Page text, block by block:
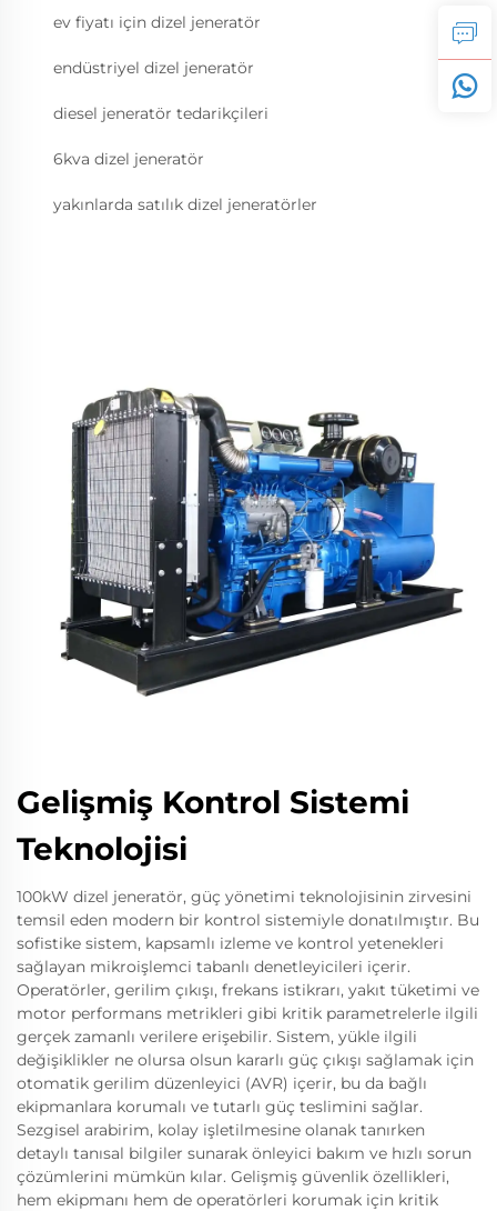
ev fiyatı için dizel jeneratör
endüstriyel dizel jeneratör
diesel jeneratör tedarikçileri
6kva dizel jeneratör
yakınlarda satılık dizel jeneratörler
Gelişmiş Kontrol Sistemi
Teknolojisi
100kW dizel jeneratör, güç yönetimi teknolojisinin zirvesini
temsil eden modern bir kontrol sistemiyle donatılmıştır. Bu
sofistike sistem, kapsamlı izleme ve kontrol yetenekleri
sağlayan mikroişlemci tabanlı denetleyicileri içerir.
Operatörler, gerilim çıkışı, frekans istikrarı, yakıt tüketimi ve
motor performans metrikleri gibi kritik parametrelerle ilgili
gerçek zamanlı verilere erişebilir. Sistem, yükle ilgili
değişiklikler ne olursa olsun kararlı güç çıkışı sağlamak için
otomatik gerilim düzenleyici (AVR) içerir, bu da bağlı
ekipmanlara korumalı ve tutarlı güç teslimini sağlar.
Sezgisel arabirim, kolay işletilmesine olanak tanırken
detaylı tanısal bilgiler sunarak önleyici bakım ve hızlı sorun
çözümlerini mümkün kılar. Gelişmiş güvenlik özellikleri,
hem ekipmanı hem de operatörleri korumak için kritik